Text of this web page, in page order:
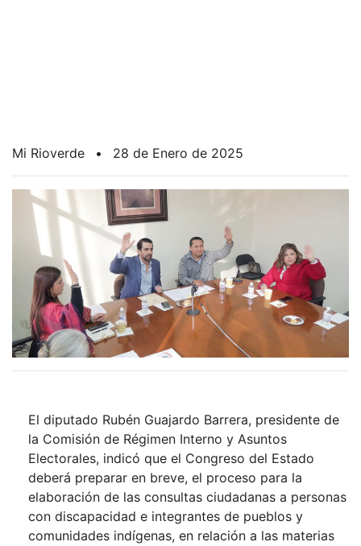
Mi Rioverde • 28 de Enero de 2025
El diputado Rubén Guajardo Barrera, presidente de
la Comisión de Régimen Interno y Asuntos
Electorales, indicó que el Congreso del Estado
deberá preparar en breve, el proceso para la
elaboración de las consultas ciudadanas a personas
con discapacidad e integrantes de pueblos y
comunidades indígenas, en relación a las materias